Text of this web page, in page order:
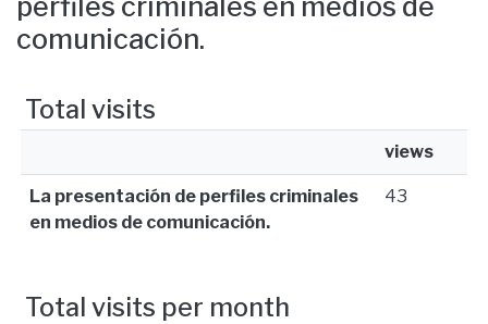
perfiles criminales en medios de
comunicación.
Total visits
views
La presentación de perfiles criminales
en medios de comunicación.
43
Total visits per month